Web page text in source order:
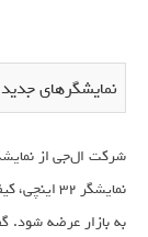
نمایشگر‌های جدید LG با کیفیت تصویر ۴k به زودی عرضه می‌شوند